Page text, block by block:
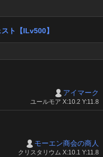
ト【ILv500】
アイマーク
ユールモア X:10.2 Y:11.8
モーエン商会の商人
クリスタリウム X:10.1 Y:11.8